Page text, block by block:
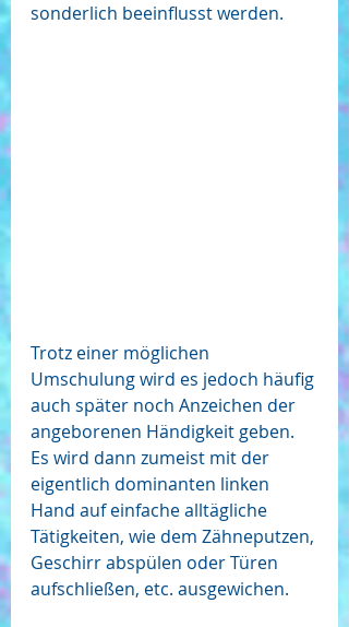
sonderlich beeinflusst werden.
Trotz einer möglichen
Umschulung wird es jedoch häufig
auch später noch Anzeichen der
angeborenen Händigkeit geben.
Es wird dann zumeist mit der
eigentlich dominanten linken
Hand auf einfache alltägliche
Tätigkeiten, wie dem Zähneputzen,
Geschirr abspülen oder Türen
aufschließen, etc. ausgewichen.